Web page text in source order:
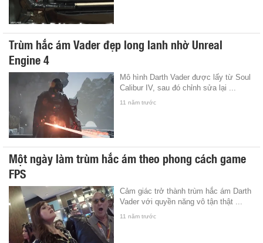
Trùm hắc ám Vader đẹp long lanh nhờ Unreal
Engine 4
Mô hình Darth Vader được lấy từ Soul
Calibur IV, sau đó chỉnh sửa lại ...
11 năm trước
Một ngày làm trùm hắc ám theo phong cách game
FPS
Cảm giác trở thành trùm hắc ám Darth
Vader với quyền năng vô tận thật ...
11 năm trước